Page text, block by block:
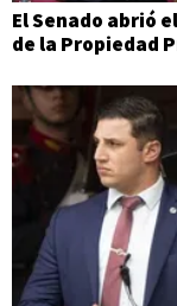
El Senado abrió
de la Propiedad